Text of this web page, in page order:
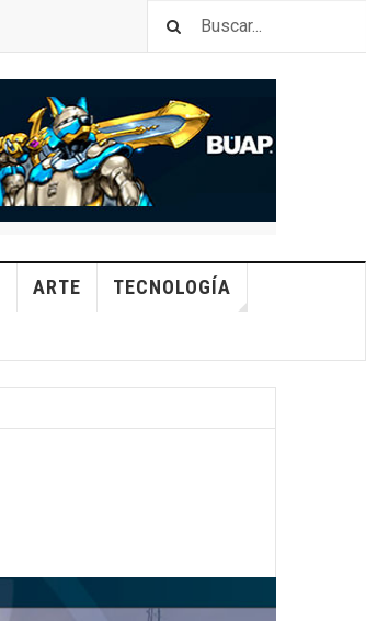
ARTE TECNOLOGÍA